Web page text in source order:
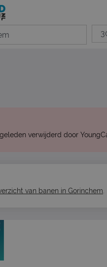
verwijderd door
van banen in Gorinchem